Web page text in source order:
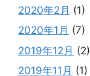
2020年2月 (1)
2020年1月 (7)
2019年12月 (2)
2019年11月 (1)